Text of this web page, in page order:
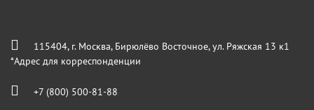
115404, г. Москва, Бирюлёво Восточное, ул. Ряжская 13 к1
*Адрес для корреспонденции
+7 (800) 500-81-88